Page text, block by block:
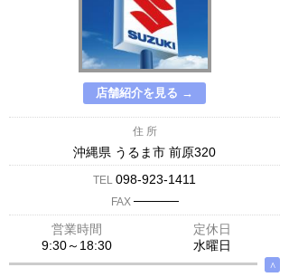
店舗紹介を見る →
住 所
沖縄県 うるま市 前原320
TEL 098-923-1411
FAX ─────
営業時間
定休日
9:30～18:30
水曜日
∧